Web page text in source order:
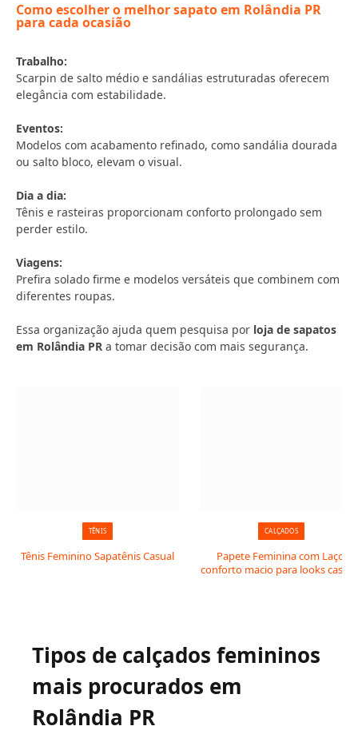
Como escolher o melhor sapato em Rolândia PR
para cada ocasião
Trabalho:
Scarpin de salto médio e sandálias estruturadas oferecem
elegância com estabilidade.
Eventos:
Modelos com acabamento refinado, como sandália dourada
ou salto bloco, elevam o visual.
Dia a dia:
Tênis e rasteiras proporcionam conforto prolongado sem
perder estilo.
Viagens:
Prefira solado firme e modelos versáteis que combinem com
diferentes roupas.
Essa organização ajuda quem pesquisa por loja de sapatos
em Rolândia PR a tomar decisão com mais segurança.
TÊNIS
Tênis Feminino Sapatênis Casual
CALÇADOS
Papete Feminina com Laço:
conforto macio para looks
Tipos de calçados femininos
mais procurados em
Rolândia PR